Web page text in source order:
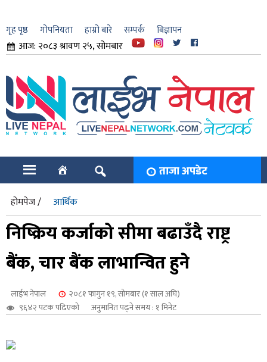
गृह पृष्ठ गोपनियता हाम्रो बारे सम्पर्क बिज्ञापन
आज: २०८३ श्रावण २५, सोमबार
ताजा अपडेट
होमपेज / आर्थिक
निष्क्रिय कर्जाको सीमा बढाउँदै राष्ट्र
बैंक, चार बैंक लाभान्वित हुने
लाईभ नेपाल
२०८१ फागुन १९, सोमबार (१ साल अघि)
९६४२ पटक पढिएको
अनुमानित पढ्ने समय : १ मिनेट